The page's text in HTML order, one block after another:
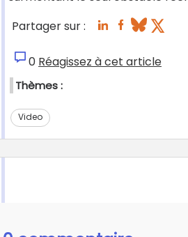
Partager sur :
0 Réagissez à cet article
Thèmes :
Video